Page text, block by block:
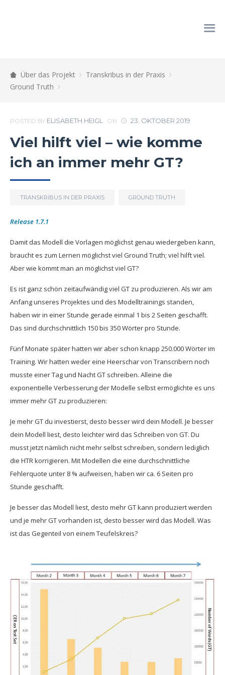
Über das Projekt
Transkribus in der Praxis
Ground Truth
POSTED BY ELISABETH HEIGL ON 23. OKTOBER 2019
Viel hilft viel – wie komme
ich an immer mehr GT?
TRANSKRIBUS IN DER PRAXIS GROUND TRUTH
Release 1.7.1
Damit das Modell die Vorlagen möglichst genau wiedergeben kann,
braucht es zum Lernen möglichst viel Ground Truth; viel hilft viel.
Aber wie kommt man an möglichst viel GT?
Es ist ganz schön zeitaufwändig viel GT zu produzieren. Als wir am
Anfang unseres Projektes und des Modelltrainings standen,
haben wir in einer Stunde gerade einmal 1 bis 2 Seiten geschafft.
Das sind durchschnittlich 150 bis 350 Wörter pro Stunde.
Fünf Monate später hatten wir aber schon knapp 250.000 Wörter im
Training. Wir hatten weder eine Heerschar von Transcribern noch
musste einer Tag und Nacht GT schreiben. Alleine die
exponentielle Verbesserung der Modelle selbst ermöglichte es uns
immer mehr GT zu produzieren:
Je mehr GT du investierst, desto besser wird dein Modell. Je besser
dein Modell liest, desto leichter wird das Schreiben von GT. Du
musst jetzt nämlich nicht mehr selbst schreiben, sondern lediglich
die HTR korrigieren. Mit Modellen die eine durchschnittliche
Fehlerquote unter 8 % aufweisen, haben wir ca. 6 Seiten pro
Stunde geschafft.
Je besser das Modell liest, desto mehr GT kann produziert werden
und je mehr GT vorhanden ist, desto besser wird das Modell. Was
ist das Gegenteil von einem Teufelskreis?